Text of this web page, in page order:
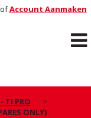
ofAccount Aanmaken
TI PRO
ONLY)